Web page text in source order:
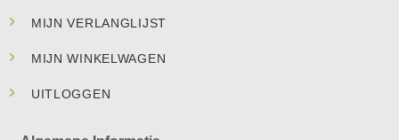
MIJN VERLANGLIJST
MIJN WINKELWAGEN
UITLOGGEN